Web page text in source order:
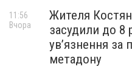
Жителя
засудили до 8
ув’язнення за
метадону
11:56
Вчора